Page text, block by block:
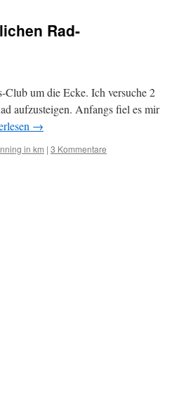
Rad-
Club um die Ecke. Ich versuche 2
aufzusteigen. Anfangs fiel es mir
→
in km | 3 Kommentare